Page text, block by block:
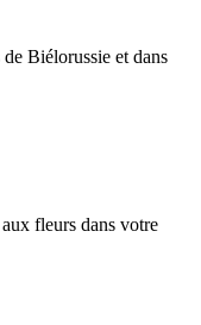
Biélorussie et dans
fleurs dans votre